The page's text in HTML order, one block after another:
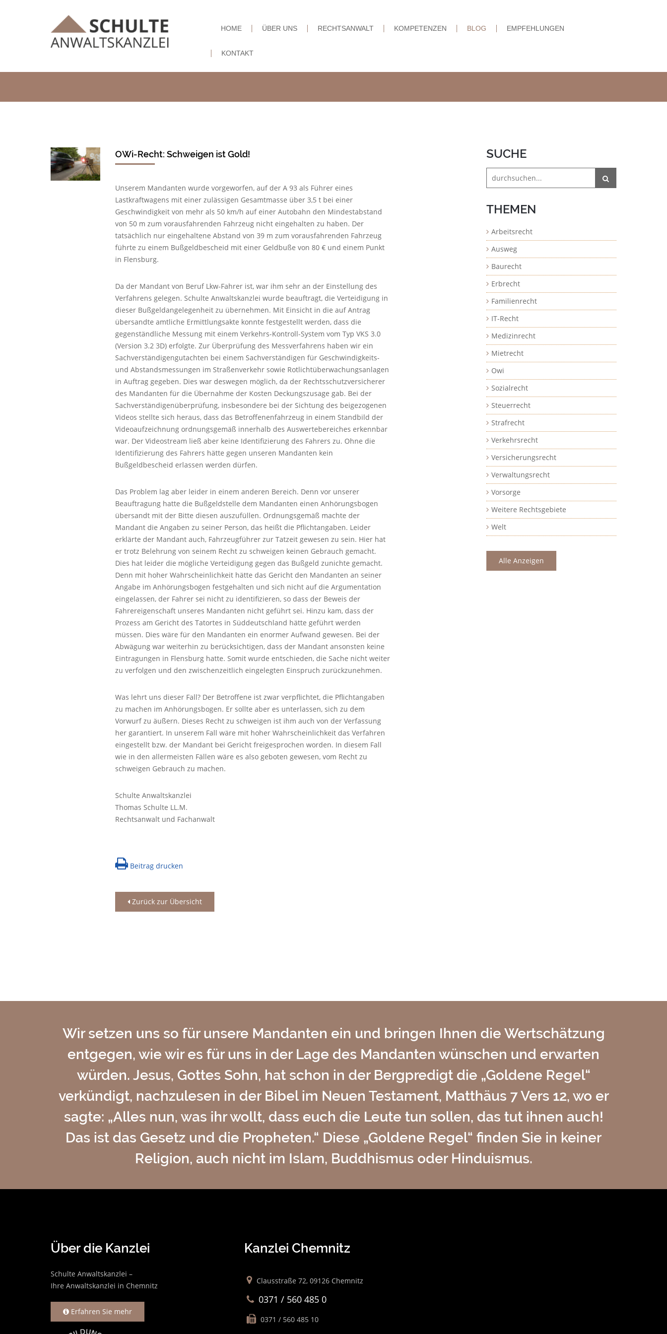
HOME ÜBER UNS RECHTSANWALT KOMPETENZEN BLOG EMPFEHLUNGEN
KONTAKT
OWi-Recht: Schweigen ist Gold!
Unserem Mandanten wurde vorgeworfen, auf der A 93 als Führer eines
Lastkraftwagens mit einer zulässigen Gesamtmasse über 3,5 t bei einer
Geschwindigkeit von mehr als 50 km/h auf einer Autobahn den Mindestabstand
von 50 m zum vorausfahrenden Fahrzeug nicht eingehalten zu haben. Der
tatsächlich nur eingehaltene Abstand von 39 m zum vorausfahrenden Fahrzeug
führte zu einem Bußgeldbescheid mit einer Geldbuße von 80 € und einem Punkt
in Flensburg.
Da der Mandant von Beruf Lkw-Fahrer ist, war ihm sehr an der Einstellung des
Verfahrens gelegen. Schulte Anwaltskanzlei wurde beauftragt, die Verteidigung in
dieser Bußgeldangelegenheit zu übernehmen. Mit Einsicht in die auf Antrag
übersandte amtliche Ermittlungsakte konnte festgestellt werden, dass die
gegenständliche Messung mit einem Verkehrs-Kontroll-System vom Typ VKS 3.0
(Version 3.2 3D) erfolgte. Zur Überprüfung des Messverfahrens haben wir ein
Sachverständigengutachten bei einem Sachverständigen für Geschwindigkeits-
und Abstandsmessungen im Straßenverkehr sowie Rotlichtüberwachungsanlagen
in Auftrag gegeben. Dies war deswegen möglich, da der Rechtsschutzversicherer
des Mandanten für die Übernahme der Kosten Deckungszusage gab. Bei der
Sachverständigenüberprüfung, insbesondere bei der Sichtung des beigezogenen
Videos stellte sich heraus, dass das Betroffenenfahrzeug in einem Standbild der
Videoaufzeichnung ordnungsgemäß innerhalb des Auswertebereiches erkennbar
war. Der Videostream ließ aber keine Identifizierung des Fahrers zu. Ohne die
Identifizierung des Fahrers hätte gegen unseren Mandanten kein
Bußgeldbescheid erlassen werden dürfen.
Das Problem lag aber leider in einem anderen Bereich. Denn vor unserer
Beauftragung hatte die Bußgeldstelle dem Mandanten einen Anhörungsbogen
übersandt mit der Bitte diesen auszufüllen. Ordnungsgemäß machte der
Mandant die Angaben zu seiner Person, das heißt die Pflichtangaben. Leider
erklärte der Mandant auch, Fahrzeugführer zur Tatzeit gewesen zu sein. Hier hat
er trotz Belehrung von seinem Recht zu schweigen keinen Gebrauch gemacht.
Dies hat leider die mögliche Verteidigung gegen das Bußgeld zunichte gemacht.
Denn mit hoher Wahrscheinlichkeit hätte das Gericht den Mandanten an seiner
Angabe im Anhörungsbogen festgehalten und sich nicht auf die Argumentation
eingelassen, der Fahrer sei nicht zu identifizieren, so dass der Beweis der
Fahrereigenschaft unseres Mandanten nicht geführt sei. Hinzu kam, dass der
Prozess am Gericht des Tatortes in Süddeutschland hätte geführt werden
müssen. Dies wäre für den Mandanten ein enormer Aufwand gewesen. Bei der
Abwägung war weiterhin zu berücksichtigen, dass der Mandant ansonsten keine
Eintragungen in Flensburg hatte. Somit wurde entschieden, die Sache nicht weiter
zu verfolgen und den zwischenzeitlich eingelegten Einspruch zurückzunehmen.
Was lehrt uns dieser Fall? Der Betroffene ist zwar verpflichtet, die Pflichtangaben
zu machen im Anhörungsbogen. Er sollte aber es unterlassen, sich zu dem
Vorwurf zu äußern. Dieses Recht zu schweigen ist ihm auch von der Verfassung
her garantiert. In unserem Fall wäre mit hoher Wahrscheinlichkeit das Verfahren
eingestellt bzw. der Mandant bei Gericht freigesprochen worden. In diesem Fall
wie in den allermeisten Fällen wäre es also geboten gewesen, vom Recht zu
schweigen Gebrauch zu machen.
Schulte Anwaltskanzlei
Thomas Schulte LL.M.
Rechtsanwalt und Fachanwalt
Beitrag drucken
Zurück zur Übersicht
SUCHE
THEMEN
Arbeitsrecht
Ausweg
Baurecht
Erbrecht
Familienrecht
IT-Recht
Medizinrecht
Mietrecht
Owi
Sozialrecht
Steuerrecht
Strafrecht
Verkehrsrecht
Versicherungsrecht
Verwaltungsrecht
Vorsorge
Weitere Rechtsgebiete
Welt
Alle Anzeigen
Wir setzen uns so für unsere Mandanten ein und bringen Ihnen die Wertschätzung
entgegen, wie wir es für uns in der Lage des Mandanten wünschen und erwarten
würden. Jesus, Gottes Sohn, hat schon in der Bergpredigt die „Goldene Regel“
verkündigt, nachzulesen in der Bibel im Neuen Testament, Matthäus 7 Vers 12, wo er
sagte: „Alles nun, was ihr wollt, dass euch die Leute tun sollen, das tut ihnen auch!
Das ist das Gesetz und die Propheten.“ Diese „Goldene Regel“ finden Sie in keiner
Religion, auch nicht im Islam, Buddhismus oder Hinduismus.
Über die Kanzlei
Schulte Anwaltskanzlei –
Ihre Anwaltskanzlei in Chemnitz
Erfahren Sie mehr
Kanzlei Chemnitz
Clausstraße 72, 09126 Chemnitz
0371 / 560 485 0
0371 / 560 485 10